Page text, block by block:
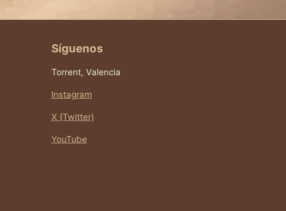
Síguenos
Torrent, Valencia
Instagram
X (Twitter)
YouTube